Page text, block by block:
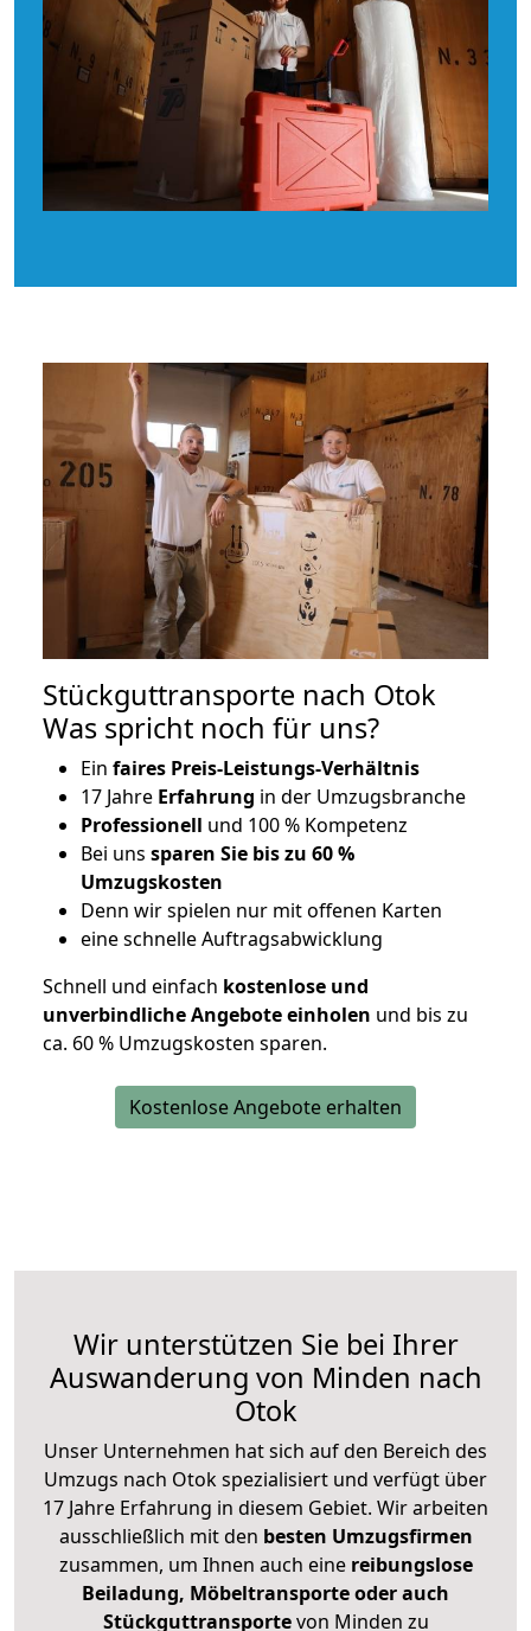
Stückguttransporte nach Otok
Was spricht noch für uns?
Ein faires Preis-Leistungs-Verhältnis
17 Jahre Erfahrung in der Umzugsbranche
Professionell und 100 % Kompetenz
Bei uns sparen Sie bis zu 60 %
Umzugskosten
Denn wir spielen nur mit offenen Karten
eine schnelle Auftragsabwicklung
Schnell und einfach kostenlose und
unverbindliche Angebote einholen und bis zu
ca. 60 % Umzugskosten sparen.
Kostenlose Angebote erhalten
Wir unterstützen Sie bei Ihrer
Auswanderung von Minden nach
Otok
Unser Unternehmen hat sich auf den Bereich des
Umzugs nach Otok spezialisiert und verfügt über
17 Jahre Erfahrung in diesem Gebiet. Wir arbeiten
ausschließlich mit den besten Umzugsfirmen
zusammen, um Ihnen auch eine reibungslose
Beiladung, Möbeltransporte oder auch
Stückguttransportevon Minden zu